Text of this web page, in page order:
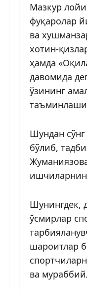
Мазкур
фуқаролар
ва
хотин-
ҳамда
давомида
ўзининг
Шундан
бўлиб,
Шунингдек,
ўсмирлар
шароитлар
ва